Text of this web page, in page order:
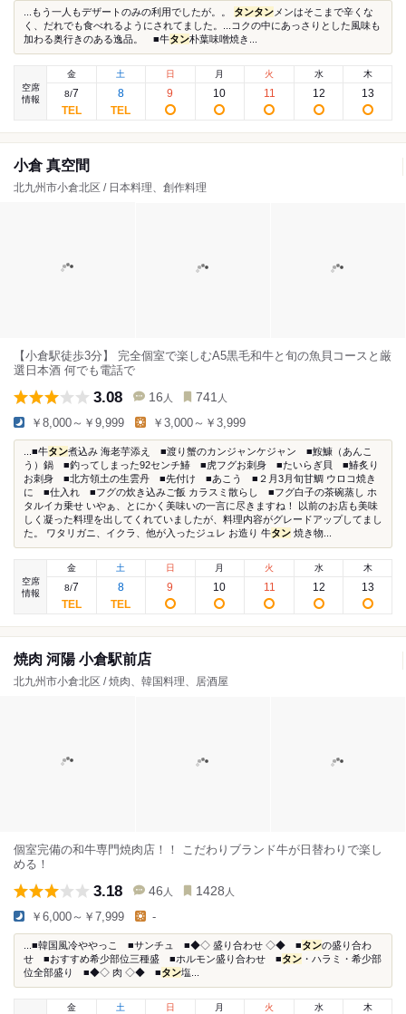
...もう一人もデザートのみの利用でしたが。。 タンタン メンはそこまで辛くな
く、だれでも食べれるようにされてました。...コクの中にあっさりとした風味も
加わる奥行きのある逸品。 ■牛タン朴葉味噌焼き...
空席
情報
金
8/7
土
8
日
9
月
10
火
11
水
12
木
13
小倉 真空間
北九州市小倉北区 / 日本料理、創作料理
【小倉駅徒歩3分】 完全個室で楽しむA5黒毛和牛と旬の魚貝コースと厳
選日本酒 何でも電話で
3.08 16 人 741 人
￥8,000～￥9,999 ￥3,000～￥3,999
...■牛タン煮込み 海老芋添え ■渡り蟹のカンジャンケジャン ■鮟鱇（あんこ
う）鍋 ■釣ってしまった92センチ鰆 ■虎フグお刺身 ■たいらぎ貝 ■鰆炙り
お刺身 ■北方領土の生雲丹 ■先付け ■あこう ■２月3月旬甘鯛 ウロコ焼き
に ■仕入れ ■フグの炊き込みご飯 カラスミ散らし ■フグ白子の茶碗蒸し ホ
タルイカ乗せ いやぁ、とにかく美味いの一言に尽きますね！ 以前のお店も美味
しく凝った料理を出してくれていましたが、料理内容がグレードアップしてまし
た。 ワタリガニ、イクラ、他が入ったジュレ お造り 牛タン 焼き物...
空席
情報
金
8/7
土
8
日
9
月
10
火
11
水
12
木
13
焼肉 河陽 小倉駅前店
北九州市小倉北区 / 焼肉、韓国料理、居酒屋
個室完備の和牛専門焼肉店！！ こだわりブランド牛が日替わりで楽し
める！
3.18 46 人 1428 人
￥6,000～￥7,999 -
...■韓国風冷ややっこ ■サンチュ ■◆◇ 盛り合わせ ◇◆ ■タンの盛り合わ
せ ■おすすめ希少部位三種盛 ■ホルモン盛り合わせ ■タン ・ハラミ・希少部
位全部盛り ■◆◇ 肉 ◇◆ ■タン塩...
金
土 日 月 火 水 木